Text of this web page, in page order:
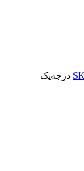
درجه‌یک